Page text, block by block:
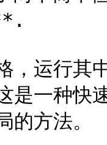
，运行其
是一种快
的方法。